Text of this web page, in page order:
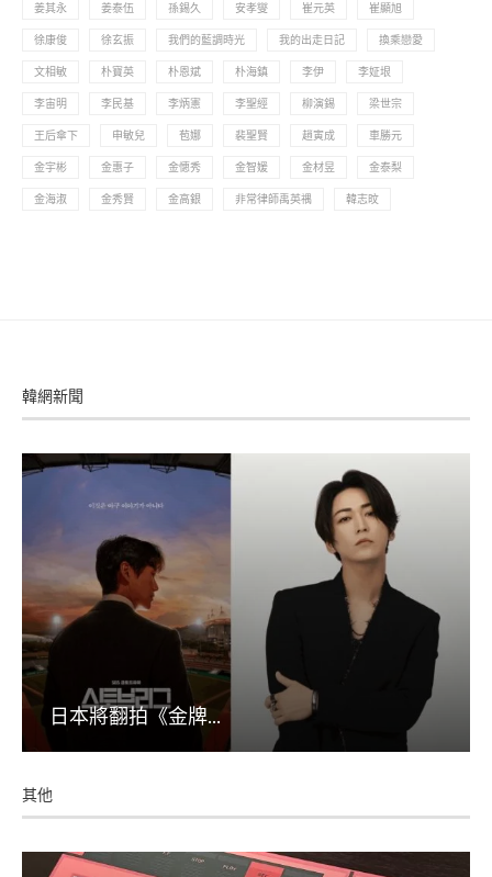
姜其永 姜泰伍 孫錫久 安孝燮 崔元英 崔顯旭
徐康俊 徐玄振 我們的藍調時光 我的出走日記 換乘戀愛
文相敏 朴寶英 朴恩斌 朴海鎮 李伊 李姃垠
李宙明 李民基 李炳憲 李聖經 柳演錫 梁世宗
王后傘下 申敏兒 苞娜 裴聖賢 趙寅成 車勝元
金宇彬 金惠子 金憓秀 金智媛 金材昱 金泰梨
金海淑 金秀賢 金高銀 非常律師禹英禑 韓志旼
韓網新聞
日本將翻拍《金牌...
其他